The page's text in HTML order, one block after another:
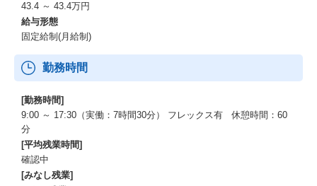
43.4 ～ 43.4万円
給与形態
固定給制(月給制)
勤務時間
[勤務時間]
9:00 ～ 17:30（実働：7時間30分） フレックス有 休憩時間：60
分
[平均残業時間]
確認中
[みなし残業]